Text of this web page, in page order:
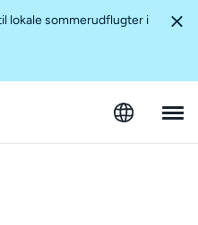
lokale sommerudflugter i